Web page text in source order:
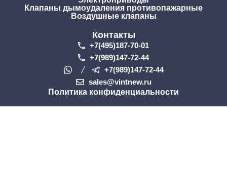
Клапаны дымоудаления противопажарные
Воздушные клапаны
Контакты
+7(495)187-70-01
+7(989)147-72-44
+7(989)147-72-44
sales@vintnew.ru
Политика конфиденциальности